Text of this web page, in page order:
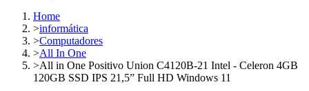
Home
>informática
>Computadores
>All In One
>All in One Positivo Union C4120B-21 Intel - Celeron 4GB
120GB SSD IPS 21,5” Full HD Windows 11